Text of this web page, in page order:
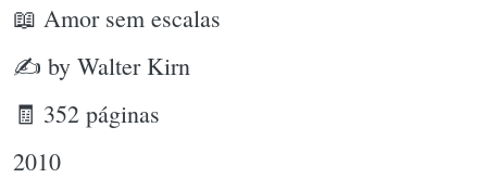
📖 Amor sem escalas
✍ by Walter Kirn
🧾 352 páginas
2010